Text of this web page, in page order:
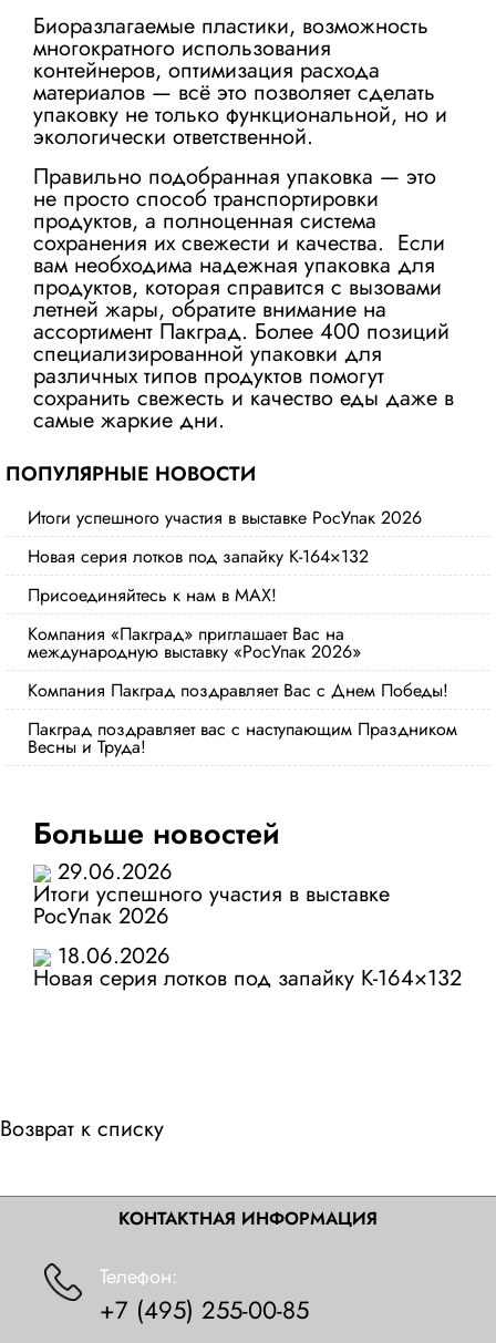
Биоразлагаемые пластики, возможность
многократного использования
контейнеров, оптимизация расхода
материалов — всё это позволяет сделать
упаковку не только функциональной, но и
экологически ответственной.
Правильно подобранная упаковка — это
не просто способ транспортировки
продуктов, а полноценная система
сохранения их свежести и качества. Если
вам необходима надежная упаковка для
продуктов, которая справится с вызовами
летней жары, обратите внимание на
ассортимент Пакград. Более 400 позиций
специализированной упаковки для
различных типов продуктов помогут
сохранить свежесть и качество еды даже в
самые жаркие дни.
ПОПУЛЯРНЫЕ НОВОСТИ
Итоги успешного участия в выставке РосУпак 2026
Новая серия лотков под запайку К-164×132
Присоединяйтесь к нам в MAX!
Компания «Пакград» приглашает Вас на
международную выставку «РосУпак 2026»
Компания Пакград поздравляет Вас с Днем Победы!
Пакград поздравляет вас с наступающим Праздником
Весны и Труда!
Больше новостей
29.06.2026
Итоги успешного участия в выставке
РосУпак 2026
18.06.2026
Новая серия лотков под запайку К-164×132
Возврат к списку
КОНТАКТНАЯ ИНФОРМАЦИЯ
Телефон:
+7 (495) 255-00-85